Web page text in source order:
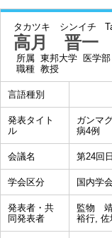
タカツキ シンイチ
高月 晋一
所属 東邦大学 医学部
職種 教授
言語種別
発表タイト
ル
ガンマ
病4例
会議名 第24回
学会区分 国内学
発表者・共
同発表者
監物 靖
裕行,